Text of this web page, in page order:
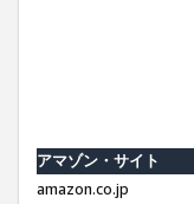
アマゾン・サイト
amazon.co.jp